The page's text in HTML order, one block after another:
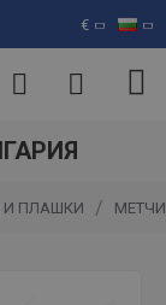
€
И ПЛАШКИ